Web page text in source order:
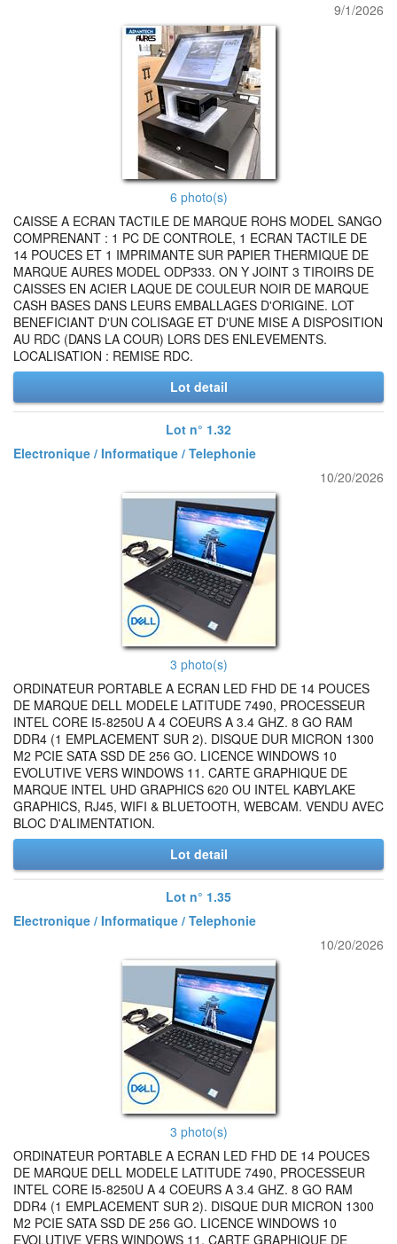
9/1/2026
6 photo(s)
CAISSE A ECRAN TACTILE DE MARQUE ROHS MODEL SANGO
COMPRENANT : 1 PC DE CONTROLE, 1 ECRAN TACTILE DE
14 POUCES ET 1 IMPRIMANTE SUR PAPIER THERMIQUE DE
MARQUE AURES MODEL ODP333. ON Y JOINT 3 TIROIRS DE
CAISSES EN ACIER LAQUE DE COULEUR NOIR DE MARQUE
CASH BASES DANS LEURS EMBALLAGES D'ORIGINE. LOT
BENEFICIANT D'UN COLISAGE ET D'UNE MISE A DISPOSITION
AU RDC (DANS LA COUR) LORS DES ENLEVEMENTS.
LOCALISATION : REMISE RDC.
Lot detail
Lot n° 1.32
Electronique / Informatique / Telephonie
10/20/2026
3 photo(s)
ORDINATEUR PORTABLE A ECRAN LED FHD DE 14 POUCES
DE MARQUE DELL MODELE LATITUDE 7490, PROCESSEUR
INTEL CORE I5-8250U A 4 COEURS A 3.4 GHZ. 8 GO RAM
DDR4 (1 EMPLACEMENT SUR 2). DISQUE DUR MICRON 1300
M2 PCIE SATA SSD DE 256 GO. LICENCE WINDOWS 10
EVOLUTIVE VERS WINDOWS 11. CARTE GRAPHIQUE DE
MARQUE INTEL UHD GRAPHICS 620 OU INTEL KABYLAKE
GRAPHICS, RJ45, WIFI & BLUETOOTH, WEBCAM. VENDU AVEC
BLOC D'ALIMENTATION.
Lot detail
Lot n° 1.35
Electronique / Informatique / Telephonie
10/20/2026
3 photo(s)
ORDINATEUR PORTABLE A ECRAN LED FHD DE 14 POUCES
DE MARQUE DELL MODELE LATITUDE 7490, PROCESSEUR
INTEL CORE I5-8250U A 4 COEURS A 3.4 GHZ. 8 GO RAM
DDR4 (1 EMPLACEMENT SUR 2). DISQUE DUR MICRON 1300
M2 PCIE SATA SSD DE 256 GO. LICENCE WINDOWS 10
EVOLUTIVE VERS WINDOWS 11. CARTE GRAPHIQUE DE